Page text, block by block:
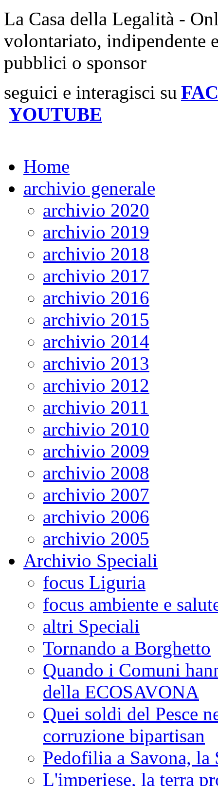
La Casa della Legalità -
volontariato, indipendente
pubblici o sponsor
seguici e interagisci su
YOUTUBE
Home
archivio generale
archivio 2020
archivio 2019
archivio 2018
archivio 2017
archivio 2016
archivio 2015
archivio 2014
archivio 2013
archivio 2012
archivio 2011
archivio 2010
archivio 2009
archivio 2008
archivio 2007
archivio 2006
archivio 2005
Archivio Speciali
focus Liguria
focus ambiente e
altri Speciali
Tornando a Borghetto
Quando i Comuni
della ECOSAVONA
Quei soldi del Pesce
corruzione bipartisan
Pedofilia a Savona, la
L'imperiese, la terra